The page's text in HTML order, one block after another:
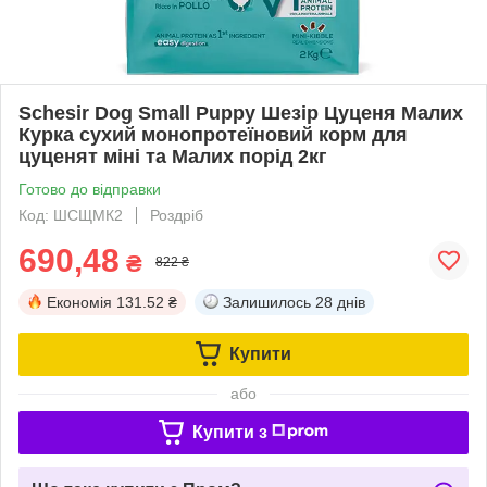
Schesir Dog Small Puppy Шезір Цуценя Малих
Курка сухий монопротеїновий корм для
цуценят міні та Малих порід 2кг
Готово до відправки
Код: ШСЩМК2
Роздріб
690,48 ₴ 822 ₴
Економія 131.52 ₴ Залишилось 28 днів
Купити
або
Купити з